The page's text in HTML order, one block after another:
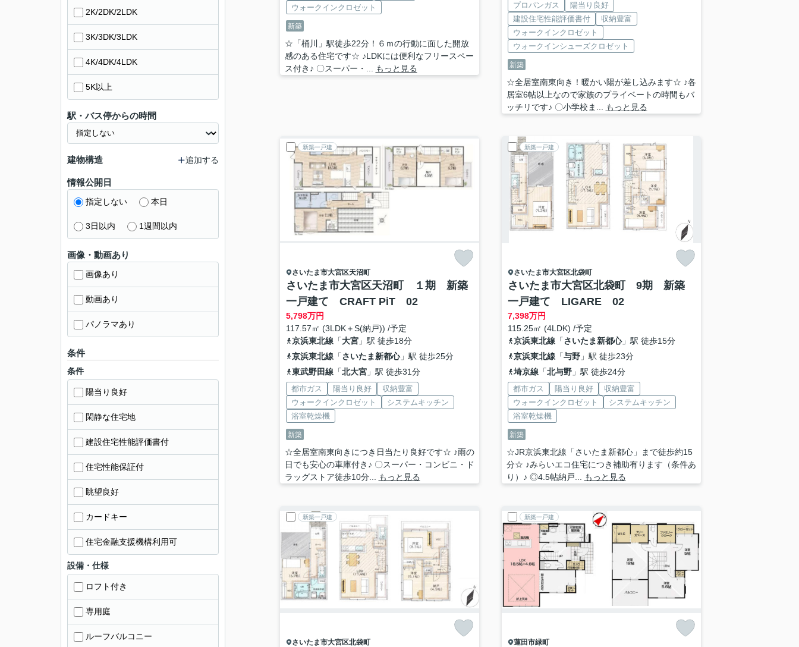
ウォークインクロゼット
新築
☆「桶川」駅徒歩22分！６ｍの行動に面した開放
感のある住宅です☆ ♪LDKには便利なフリースペー
ス付き♪ 〇スーパー・...
もっと見る
プロパンガス
陽当り良好
建設住宅性能評価書付
収納豊富
ウォークインクロゼット
ウォークインシューズクロゼット
新築
☆全居室南東向き！暖かい陽が差し込みます☆ ♪各
居室6帖以上なので家族のプライベートの時間もバ
ッチリです♪ 〇小学校ま...
もっと見る
新築一戸建
さいたま市大宮区天沼町
さいたま市大宮区天沼町 １期 新築
一戸建て CRAFT PiT 02
5,798万円
117.57㎡ (3LDK＋S(納戸)) /予定
京浜東北線「大宮」駅 徒歩18分
京浜東北線「さいたま新都心」駅 徒歩25分
東武野田線「北大宮」駅 徒歩31分
都市ガス 陽当り良好
収納豊富
ウォークインクロゼット
システムキッチン
浴室乾燥機
新築
☆全居室南東向きにつき日当たり良好です☆ ♪雨の
日でも安心の車庫付き♪ 〇スーパー・コンビニ・ド
ラッグストア徒歩10分...
もっと見る
新築一戸建
さいたま市大宮区北袋町
さいたま市大宮区北袋町 9期 新築
一戸建て LIGARE 02
7,398万円
115.25㎡ (4LDK) /予定
京浜東北線「さいたま新都心」駅 徒歩15分
京浜東北線「与野」駅 徒歩23分
埼京線「北与野」駅 徒歩24分
都市ガス 陽当り良好
収納豊富
ウォークインクロゼット
システムキッチン
浴室乾燥機
新築
☆JR京浜東北線「さいたま新都心」まで徒歩約15
分☆ ♪みらいエコ住宅につき補助有ります（条件あ
り）♪ ◎4.5帖納戸...
もっと見る
新築一戸建
さいたま市大宮区北袋町
新築一戸建
蓮田市緑町
2K/2DK/2LDK
3K/3DK/3LDK
4K/4DK/4LDK
5K以上
駅・バス停からの時間
建物構造 追加する
情報公開日
指定しない 本日
3日以内 1週間以内
画像・動画あり
画像あり
動画あり
パノラマあり
条件
条件
陽当り良好
閑静な住宅地
建設住宅性能評価書付
住宅性能保証付
眺望良好
カードキー
住宅金融支援機構利用可
設備・仕様
ロフト付き
専用庭
ルーフバルコニー